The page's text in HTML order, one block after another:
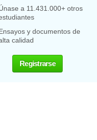
a 11.431.000+ otros
y documentos de
calidad
Registrarse